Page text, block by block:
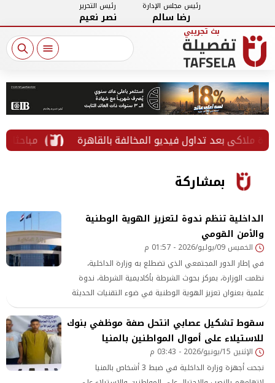
رئيس مجلس الإدارة
رضا سالم
رئيس التحرير
نصر نعيم
مباحثات بعد تداول فيديو المخالفة بالقاهرة
بمشاركة
الداخلية تنظم ندوة لتعزيز الهوية الوطنية
والأمن القومي
الخميس 09/يوليو/2026 - 01:57 م
في إطار الدور المجتمعي الذي تضطلع به وزارة الداخلية،
نظمت الوزارة، بمركز بحوث الشرطة بأكاديمية الشرطة، ندوة
علمية بعنوان تعزيز الهوية الوطنية في ضوء التقنيات الحديثة
ومقتضيات الأمن القومي ، بمشاركة ممثلين عن مختلف فئات
المجتمع.
سقوط تشكيل عصابي انتحل صفة موظفي بنوك
للاستيلاء على أموال المواطنين بالمنيا
الإثنين 15/يونيو/2026 - 03:43 م
نجحت أجهزة وزارة الداخلية في ضبط 3 أشخاص بالمنيا